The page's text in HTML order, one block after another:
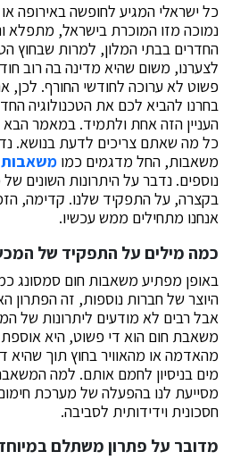
כל ישראלי המגיע לחופשה באירופה
נמוכה מזו המוכרת בישראל, מתפלא
החדרים בבתי המלון, למרות שבחוץ
לצערנו, משום שהיא מדינה בה רוב
פשוט לא ערוכה לחודשי החורף. לכן,
בחרנו להביא לכם את הטכנולוגיה
העניין הזה אחת ולתמיד. במאמר
כל מה שאתם צריכים לדעת בנושא.
משאבות, החל מדגמים כמו משאבות
נוספים. נדבר על היתרונות השונים
בקצרה, על התפקיד שלנו. קדימה,
אנחנו מתחילים ממש עכשיו.
כמה מילים על התפקיד של
באופן מפתיע משאבות חום סמסונג
היוצר של חברות נוספות, זה הפתרון
אבל רבים לא מודעים ליתרונות של
משאבת חום הוא די פשוט, היא אוספת
מהאדמה או מהאוויר בחוץ תוך שהיא
מים בניסיון לחמם אותם. למה
מסייעת לנו בהפעלה של מערכת
חסכונית וידידותית לסביבה.
מדובר על פתרון משתלם